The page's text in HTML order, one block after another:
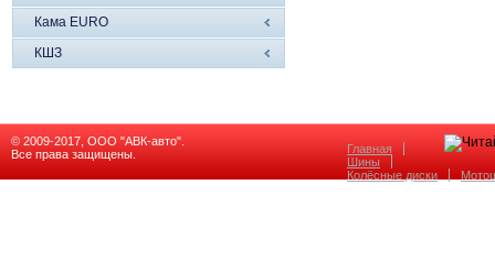
Кама EURO
КШЗ
© 2009-2017, ООО "АВК-авто".
Все права защищены.
Главная
Шины
Колёсные диски